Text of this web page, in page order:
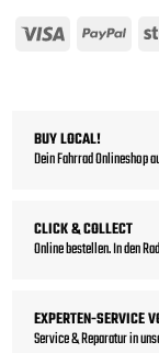
Visa
BUY LOCAL!
Dein Fahrrad Onlineshop
CLICK & COLLECT
Online bestellen. In den
EXPERTEN-SERVICE
Service & Reparatur in